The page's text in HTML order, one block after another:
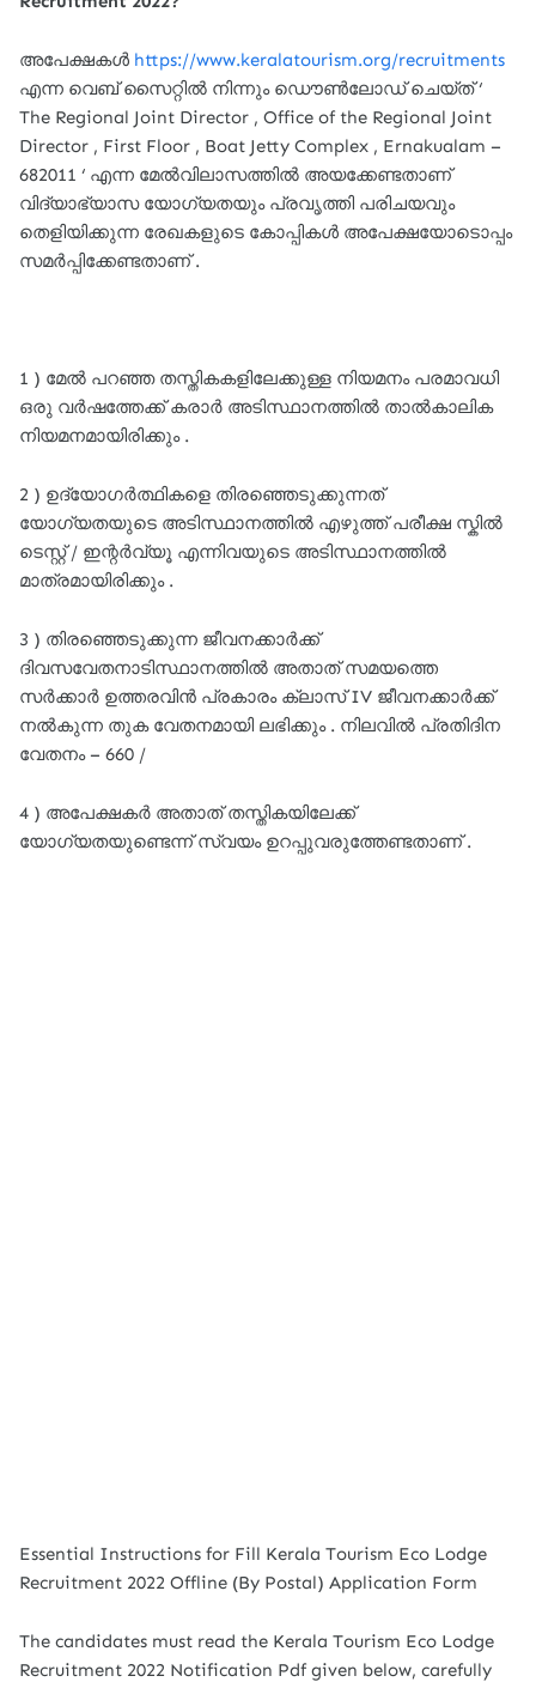
അപേക്ഷകൾ https://www.keralatourism.org/recruitments
എന്ന വെബ് സൈറ്റിൽ നിന്നും ഡൌൺലോഡ് ചെയ്ത് ‘
The Regional Joint Director , Office of the Regional Joint
Director , First Floor , Boat Jetty Complex , Ernakualam –
682011 ‘ എന്ന മേൽവിലാസത്തിൽ അയക്കേണ്ടതാണ്
വിദ്യാഭ്യാസ യോഗ്യതയും പ്രവൃത്തി പരിചയവും
തെളിയിക്കുന്ന രേഖകളുടെ കോപ്പികൾ അപേക്ഷയോടൊപ്പം
സമർപ്പിക്കേണ്ടതാണ് .
1 ) മേൽ പറഞ്ഞ തസ്തികകളിലേക്കുള്ള നിയമനം പരമാവധി
ഒരു വർഷത്തേക്ക് കരാർ അടിസ്ഥാനത്തിൽ താൽകാലിക
നിയമനമായിരിക്കും .
2 ) ഉദ്യോഗർത്ഥികളെ തിരഞ്ഞെടുക്കുന്നത്
യോഗ്യതയുടെ അടിസ്ഥാനത്തിൽ എഴുത്ത് പരീക്ഷ സ്കിൽ
ടെസ്റ്റ് / ഇന്റർവ്യൂ എന്നിവയുടെ അടിസ്ഥാനത്തിൽ
മാത്രമായിരിക്കും .
3 ) തിരഞ്ഞെടുക്കുന്ന ജീവനക്കാർക്ക്
ദിവസവേതനാടിസ്ഥാനത്തിൽ അതാത് സമയത്തെ
സർക്കാർ ഉത്തരവിൻ പ്രകാരം ക്ലാസ് IV ജീവനക്കാർക്ക്
നൽകുന്ന തുക വേതനമായി ലഭിക്കും . നിലവിൽ പ്രതിദിന
വേതനം – 660 /
4 ) അപേക്ഷകർ അതാത് തസ്തികയിലേക്ക്
യോഗ്യതയുണ്ടെന്ന് സ്വയം ഉറപ്പുവരുത്തേണ്ടതാണ് .
Essential Instructions for Fill Kerala Tourism Eco Lodge
Recruitment 2022 Offline (By Postal) Application Form
The candidates must read the Kerala Tourism Eco Lodge
Recruitment 2022 Notification Pdf given below, carefully